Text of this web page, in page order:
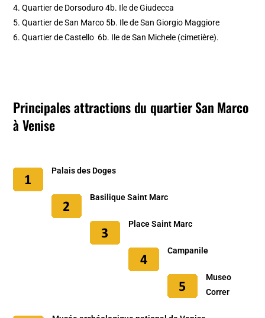
4. Quartier de Dorsoduro 4b. Ile de Giudecca
5. Quartier de San Marco 5b. Ile de San Giorgio Maggiore
6. Quartier de Castello 6b. Ile de San Michele (cimetière).
Principales attractions du quartier San Marco
à Venise
Palais des Doges
Basilique Saint Marc
Place Saint Marc
Campanile
Museo
Correr